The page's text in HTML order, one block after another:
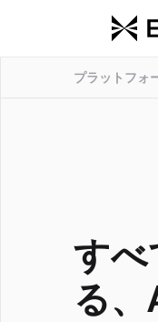
プラットフォ
すべ
る